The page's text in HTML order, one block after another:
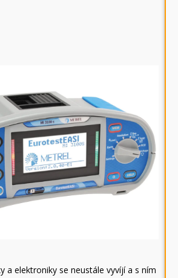
a elektroniky se neustále vyvíjí a s ním